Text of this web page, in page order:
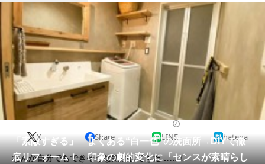
ねとらぼメニュー
TOP ニュース
エンタメ クイズ
グルメ 地域
住まい
リサーチ
会員記事
「素敵すぎる」 よくある“白一色”の洗面所→DIYで徹
底リフォーム！ 印象の劇的変化に「センスが素晴らし
X Share LINE hatena
なんか自分でもできそうな気がしてきた……！